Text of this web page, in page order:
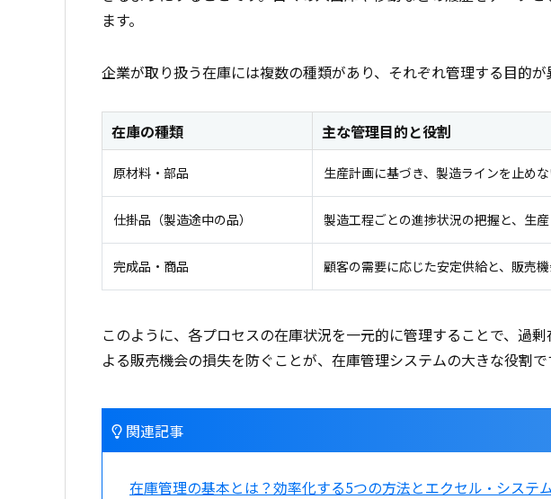
ます。
企業が取り扱う在庫には複数の種類があり、それぞれ管理する目的が
在庫の種類 主な管理目的と役割
原材料・部品 生産計画に基づき、製造ラインを止め
仕掛品（製造途中の品） 製造工程ごとの進捗状況の把握と、生
完成品・商品 顧客の需要に応じた安定供給と、販売
このように、各プロセスの在庫状況を一元的に管理することで、過
よる販売機会の損失を防ぐことが、在庫管理システムの大きな役割で
関連記事
在庫管理の基本とは？効率化する5つの方法とエクセル・システ